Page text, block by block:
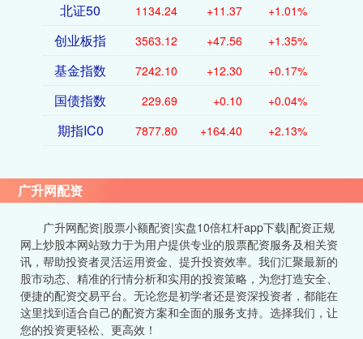
北证50 1134.24 +11.37 +1.01%
创业板指 3563.12 +47.56 +1.35%
基金指数 7242.10 +12.30 +0.17%
国债指数 229.69 +0.10 +0.04%
期指IC0 7877.80 +164.40 +2.13%
广升网配资
广升网配资|股票小额配资|实盘10倍杠杆app下载|配资正规
网上炒股本网站致力于为用户提供专业的股票配资服务及相关资
讯，帮助投资者灵活运用资金、提升投资效率。我们汇聚最新的
股市动态、精准的行情分析和实用的投资策略，为您打造安全、
便捷的配资交易平台。无论您是初学者还是资深投资者，都能在
这里找到适合自己的配资方案和全面的服务支持。选择我们，让
您的投资更轻松、更高效！